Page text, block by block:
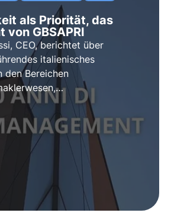
als Priorität, das
von GBSAPRI
CEO, berichtet über
italienisches
den Bereichen
Präventionsberatung,